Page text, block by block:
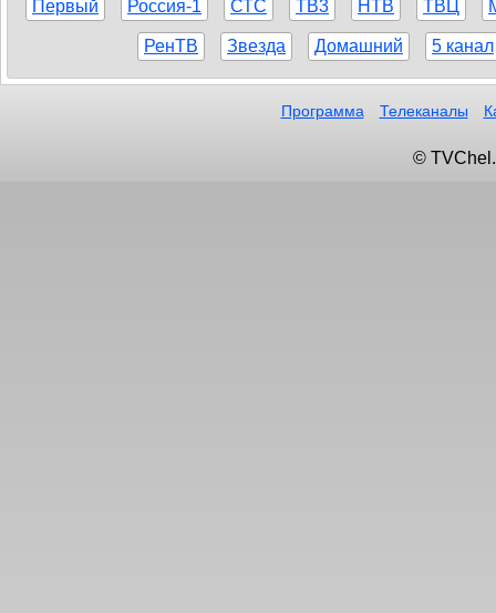
Первый Россия-1 СТС ТВ3 НТВ ТВЦ
РенТВ Звезда Домашний 5 канал
Программа Телеканалы
©